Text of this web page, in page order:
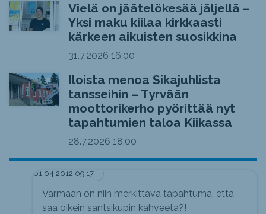
Vielä on jäätelökesää jäljellä –
Yksi maku kiilaa kirkkaasti
kärkeen aikuisten suosikkina
31.7.2026 16:00
Iloista menoa Sikajuhlista
tansseihin – Tyrvään
moottorikerho pyörittää nyt
tapahtumien taloa Kiikassa
28.7.2026 18:00
01.04.2012 09:17
Varmaan on niin merkittävä tapahtuma, että
saa oikein santsikupin kahveeta?!